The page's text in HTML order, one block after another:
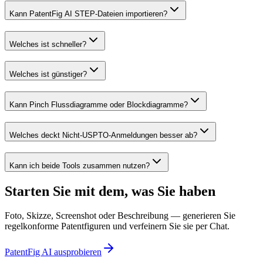
Kann PatentFig AI STEP-Dateien importieren?
Welches ist schneller?
Welches ist günstiger?
Kann Pinch Flussdiagramme oder Blockdiagramme?
Welches deckt Nicht-USPTO-Anmeldungen besser ab?
Kann ich beide Tools zusammen nutzen?
Starten Sie mit dem, was Sie haben
Foto, Skizze, Screenshot oder Beschreibung — generieren Sie
regelkonforme Patentfiguren und verfeinern Sie sie per Chat.
PatentFig AI ausprobieren